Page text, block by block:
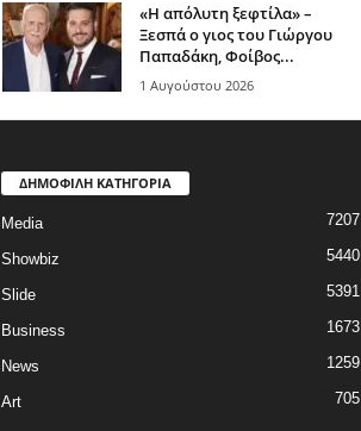
«Η απόλυτη ξεφτίλα» –
Ξεσπά ο γιος του Γιώργου
Παπαδάκη, Φοίβος...
1 Αυγούστου 2026
ΔΗΜΟΦΙΛΗ ΚΑΤΗΓΟΡΙΑ
Media 7207
Showbiz 5440
Slide 5391
Business 1673
News 1259
Art 705